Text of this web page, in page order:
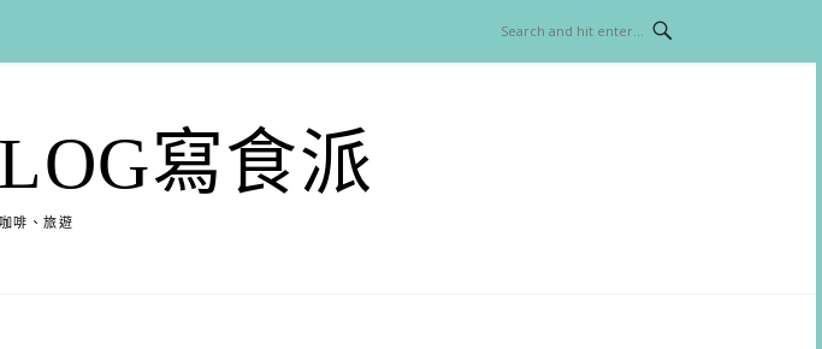
寫食派
啡、旅遊